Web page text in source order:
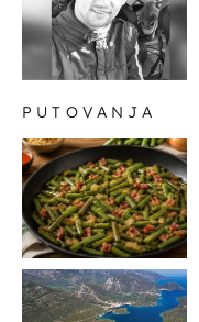
PUTOVANJA